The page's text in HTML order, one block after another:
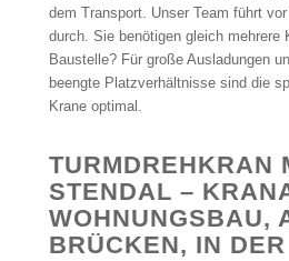
dem Transport. Unser Team führt
durch. Sie benötigen gleich mehrere
Baustelle? Für große Ausladungen
beengte Platzverhältnisse sind die
Krane optimal.
TURMDREHKRAN
STENDAL –
WOHNUNGSBAU,
BRÜCKEN, IN